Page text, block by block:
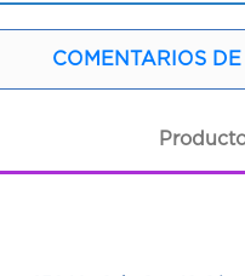
COMENTARIOS